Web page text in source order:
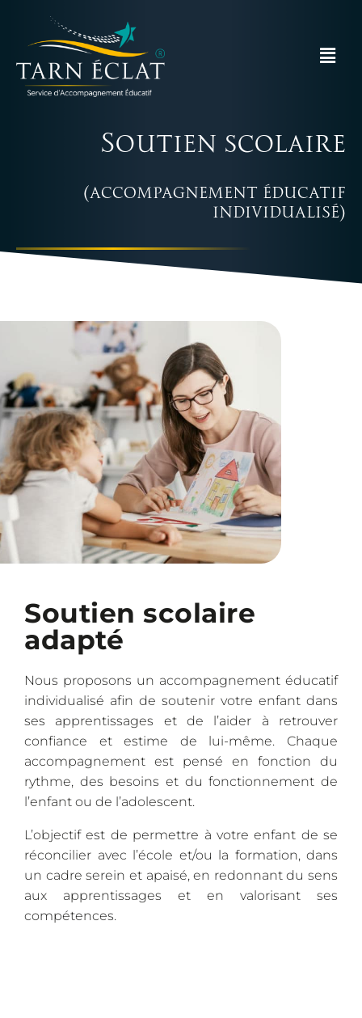
Soutien scolaire
(accompagnement éducatif
individualisé)
Soutien scolaire
adapté
Nous proposons un accompagnement éducatif
individualisé afin de soutenir votre enfant dans
ses apprentissages et de l’aider à retrouver
confiance et estime de lui-même. Chaque
accompagnement est pensé en fonction du
rythme, des besoins et du fonctionnement de
l’enfant ou de l’adolescent.
L’objectif est de permettre à votre enfant de se
réconcilier avec l’école et/ou la formation, dans
un cadre serein et apaisé, en redonnant du sens
aux apprentissages et en valorisant ses
compétences.